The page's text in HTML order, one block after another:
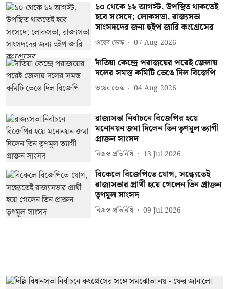
১০ থেকে ১২ আগস্ট, উপস্থিত থাকতেই
হবে সংসদে; লোকসভা, রাজ্যসভা
সাংসদদের জন্য হুইপ জারি কংগ্রেসের
ওয়েব ডেস্ক 07 Aug 2026
দাঁতিয়া কেন্দ্রে পরাজয়ের পরেই জেলায়
দলের সমস্ত কমিটি ভেঙে দিল বিজেপি
ওয়েব ডেস্ক 04 Aug 2026
রাজ্যসভা নির্বাচনে বিজেপির হয়ে
মনোনয়ন জমা দিলেন তিন তৃণমূল ত্যাগী
প্রাক্তন সাংসদ
নিজস্ব প্রতিনিধি 13 Jul 2026
বিকেলে বিজেপিতে যোগ, সন্ধ্যেতেই
রাজ্যসভার প্রার্থী হয়ে গেলেন তিন প্রাক্তন
তৃণমূল সাংসদ
নিজস্ব প্রতিনিধি 09 Jul 2026